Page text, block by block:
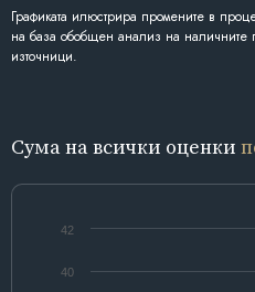
Графиката илюстрира промените в
на база обобщен анализ на наличните
източници.
Сума на всички оценки
40
42